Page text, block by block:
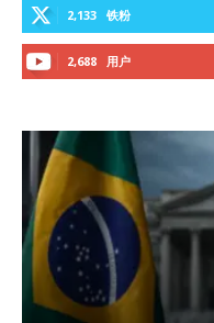
2,133 铁粉
2,688 用户